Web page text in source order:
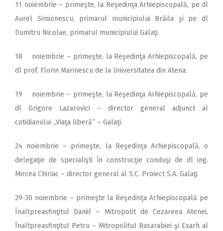
11 noiembrie – primeşte, la Reşedinţa Arhiepiscopală, pe dl
Aurel Simionescu, primarul municipiului Brăila şi pe dl
Dumitru Nicolae, primarul municipiului Galaţi.
18 noiembrie – primeşte, la Reşedinţa Arhiepiscopală, pe
dl prof. Florin Marinescu de la Universitatea din Atena.
19 noiembrie – primeşte, la Reşedinţa Arhiepiscopală, pe
dl Grigore Lazarovici – director general adjunct al
cotidianului ,,Viaţa liberă” – Galaţi.
24 noiembrie – primeşte, la Reşedinţa Arhiepiscopală, o
delegaţie de specialişti în construcţie conduşi de dl ing.
Mircea Chiriac – director general al S.C. Proiect S.A. Galaţi.
29-30 noiembrie – primeşte la Reşedinţa Arhiepiscopală pe
Înaltpreasfinţitul Daniil – Mitropolit de Cezareea Atenei,
Înaltpreasfinţitul Petru – Mitropolitul Basarabiei şi Exarh al